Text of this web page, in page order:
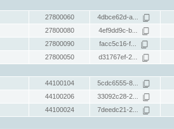
27800060 4dbce62d-a...
27800080 4ef9dd9c-b...
27800090 facc5c16-f...
27800050 d31767ef-2...
44100104 5cdc6555-8...
44100206 33092c28-2...
44100024 7deedc21-2...